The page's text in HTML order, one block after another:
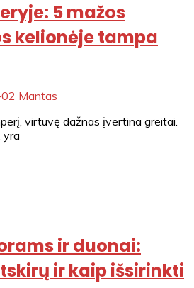
5 mažos
kelionėje tampa
Mantas
virtuvę dažnas įvertina greitai.
yra
ir duonai:
ir kaip išsirinkti